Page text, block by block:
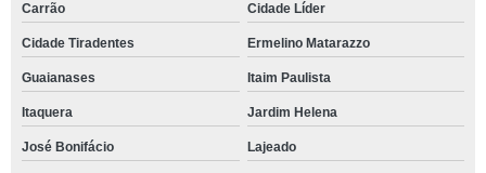
Carrão Cidade Líder
Cidade Tiradentes Ermelino Matarazzo
Guaianases Itaim Paulista
Itaquera Jardim Helena
José Bonifácio Lajeado